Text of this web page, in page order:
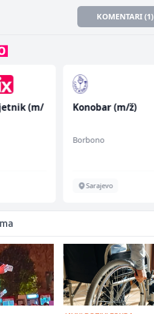
KOMENTARI (1)
(m/
Konobar (m/ž)
Borbono
Sarajevo